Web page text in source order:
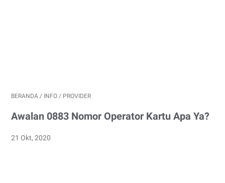
BERANDA / INFO / PROVIDER
Awalan 0883 Nomor Operator Kartu Apa Ya?
21 Okt, 2020